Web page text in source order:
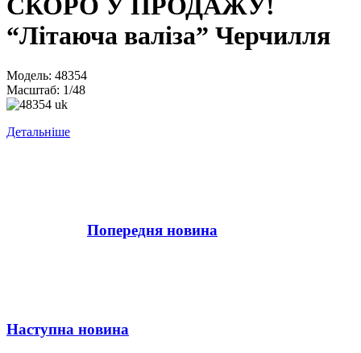
СКОРО У ПРОДАЖУ!
“Літаюча валіза” Черчилля
Модель: 48354
Масштаб: 1/48
Детальніше
Попередня новина
Наступна новина